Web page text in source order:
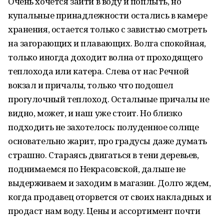
купальные принадлежности остались в камере
хранения, остается только с завистью смотреть
на загорающих и плавающих. Волга спокойная,
только иногда доходит волна от проходящего
теплохода или катера. Слева от нас Речной
вокзал и причалы, только что подошел
прогулочный теплоход. Остальные причалы не
видно, может, и наш уже стоит. Но близко
подходить не захотелось: полуденное солнце
основательно жарит, про градусы даже думать
страшно. Стараясь двигаться в тени деревьев,
поднимаемся по Некрасовской, дальше не
выдерживаем и заходим в магазин. Долго ждем,
когда продавец оторвется от своих накладных и
продаст нам воду. Цены и ассортимент почти